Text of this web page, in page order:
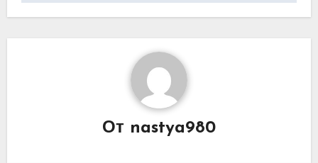
От nastya980